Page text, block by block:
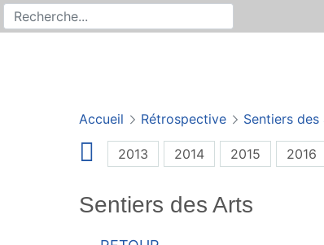
Recherche sur le site
Rechercher
Accueil Rétrospective Sentiers des
2013 2014 2015 2016
Sentiers des Arts